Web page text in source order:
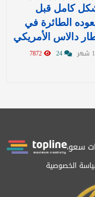
كامل قبل
الطائرة في
دالاس الأمريكي
المرصد حاصلة على
الخصوصية